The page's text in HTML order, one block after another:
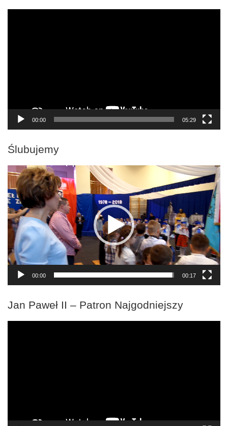
00:00 05:29
Ślubujemy
Odtwarzacz
video
00:00 00:17
Jan Paweł II – Patron Najgodniejszy